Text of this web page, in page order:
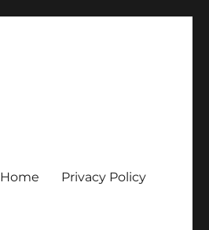
Home Privacy Policy